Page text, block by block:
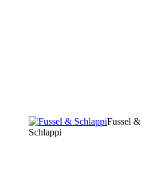
Fussel &
Schlappi